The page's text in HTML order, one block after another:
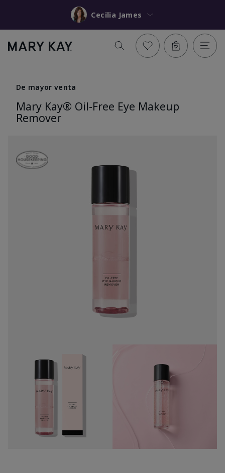
Cecilia James
De mayor venta
Mary Kay® Oil-Free Eye Makeup
Remover